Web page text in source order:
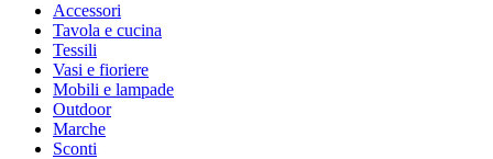
Accessori
Tavola e cucina
Tessili
Vasi e fioriere
Mobili e lampade
Outdoor
Marche
Sconti